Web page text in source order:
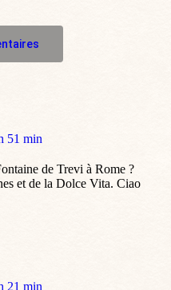
51 min
de Trevi à Rome ?
et de la Dolce Vita. Ciao
21 min